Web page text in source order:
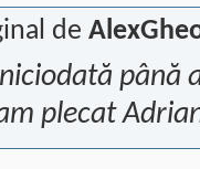
de
până
plecat